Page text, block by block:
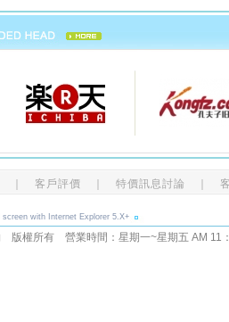
客戶評價 特價訊息討論
with Internet Explorer 5.X+
版權所有 營業時間：星期一~星期五 AM